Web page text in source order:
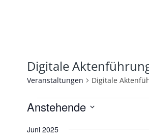
Digitale
Veranstaltungen Digitale
Veranstaltungen
Anstehende
wählen.
Juni 2025